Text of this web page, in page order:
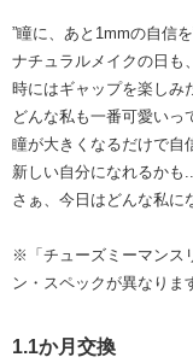
”瞳に、あと1mmの自信を
ナチュラルメイクの日も
時にはギャップを楽しみ
どんな私も一番可愛いっ
瞳が大きくなるだけで自
新しい自分になれるか
さぁ、今日はどんな私に
※「チューズミーマンス
ン・スペックが異なりま
1.1か月交換